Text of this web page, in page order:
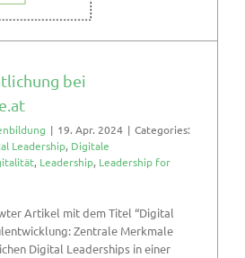
bei
| 19. Apr. 2024 | Categories:
Leadership, Digitale
, Leadership, Leadership for
Artikel mit dem Titel “Digital
Zentrale Merkmale
Digital Leaderships in einer